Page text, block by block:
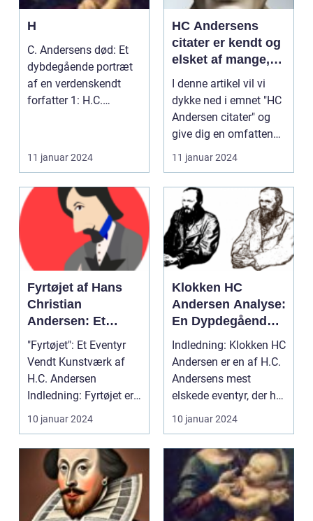
H
C. Andersens død: Et
dybdegående portræt
af en verdenskendt
forfatter 1: H.C.
11 januar 2024
HC Andersens
citater er kendt og
elsket af mange,
og de har efterladt
et stort indtryk på
både danske og
internationale
læsere
I denne artikel vil vi
dykke ned i emnet "HC
Andersen citater" og
give dig en omfattende
præsentatio...
11 januar 2024
Fyrtøjet af Hans
Christian
Andersen: Et
Ikonisk Eventyr for
kunstsamlere og
Kunstelskere
"Fyrtøjet": Et Eventyr
Vendt Kunstværk af
H.C. Andersen
Indledning: Fyrtøjet er
et af de mest ikoni...
10 januar 2024
Klokken HC
Andersen Analyse:
En Dypdegående
Udforskning af
Dette Tidløse Værk
Indledning: Klokken HC
Andersen er en af H.C.
Andersens mest
elskede eventyr, der har
fascineret gen...
10 januar 2024